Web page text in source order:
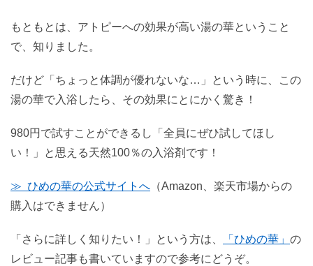
もともとは、アトピーへの効果が高い湯の華ということ
で、知りました。
だけど「ちょっと体調が優れないな…」という時に、この
湯の華で入浴したら、その効果にとにかく驚き！
980円で試すことができるし「全員にぜひ試してほし
い！」と思える天然100％の入浴剤です！
≫ ひめの華の公式サイトへ （Amazon、楽天市場からの
購入はできません）
「さらに詳しく知りたい！」という方は、 「ひめの華」 の
レビュー記事も書いていますので参考にどうぞ。